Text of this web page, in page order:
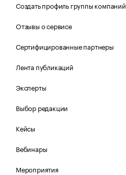
Создать профиль группы компаний
Отзывы о сервисе
Сертифицированные партнеры
Лента публикаций
Эксперты
Выбор редакции
Кейсы
Вебинары
Мероприятия